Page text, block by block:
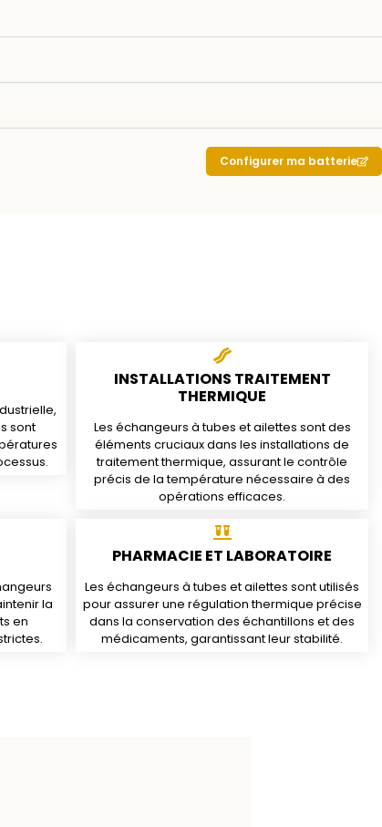
Configurer ma batterie
sont
INSTALLATIONS TRAITEMENT
THERMIQUE
Les échangeurs à tubes et ailettes sont des
éléments cruciaux dans les installations de
traitement thermique, assurant le contrôle
précis de la température nécessaire à des
opérations efficaces.
la
en
PHARMACIE ET LABORATOIRE
Les échangeurs à tubes et ailettes sont utilisés
pour assurer une régulation thermique précise
dans la conservation des échantillons et des
médicaments, garantissant leur stabilité.